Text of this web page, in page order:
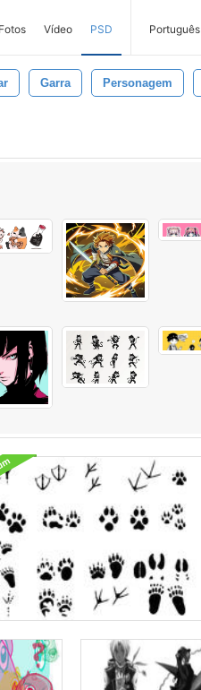
Fotos Vídeo PSD Português
Garra Personagem